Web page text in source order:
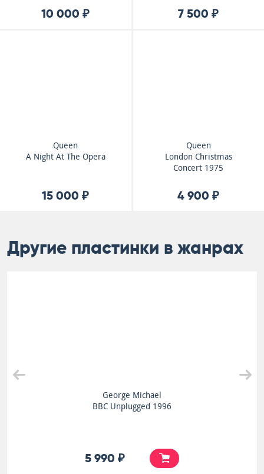
10 000 ₽ 7 500 ₽
Queen
A Night At The Opera
15 000 ₽
Queen
London Christmas
Concert 1975
4 900 ₽
Другие пластинки в жанрах
George Michael
BBC Unplugged 1996
5 990 ₽